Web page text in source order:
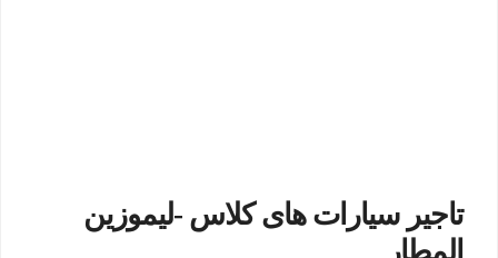
تاجير سيارات هاى كلاس -ليموزين